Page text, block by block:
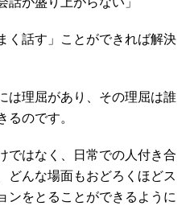
く話す」ことができれば解決
は理屈があり、その理屈は誰
るのです。
ではなく、日常での人付き合
どんな場面もおどろくほどス
ンをとることができるように